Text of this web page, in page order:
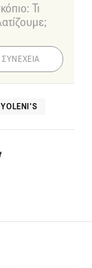
Τι
ΣΥΝΕΧΕΙΑ
YOLENI'S